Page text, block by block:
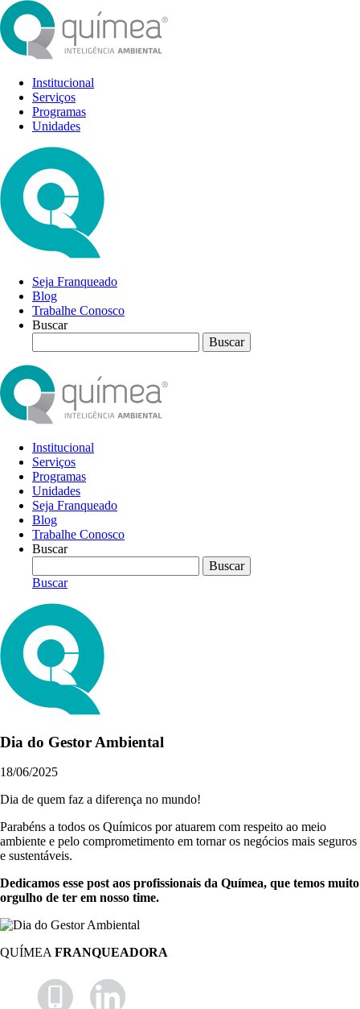
Institucional
Serviços
Programas
Unidades
Seja Franqueado
Blog
Trabalhe Conosco
Buscar
Institucional
Serviços
Programas
Unidades
Seja Franqueado
Blog
Trabalhe Conosco
Buscar
Buscar
Dia do Gestor Ambiental
18/06/2025
Dia de quem faz a diferença no mundo!
Parabéns a todos os Químicos por atuarem com respeito ao meio
ambiente e pelo comprometimento em tornar os negócios mais seguros
e sustentáveis.
Dedicamos esse post aos profissionais da Químea, que temos muito
orgulho de ter em nosso time.
QUÍMEAFRANQUEADORA